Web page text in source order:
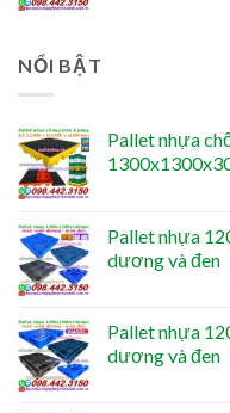
NỔI BẬT
Pallet nhựa
Pallet nhựa
dương và đen
Pallet nhựa
dương và đen